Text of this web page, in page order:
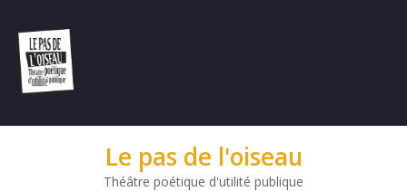
Le pas de l'oiseau
Théâtre poétique d'utilité publique